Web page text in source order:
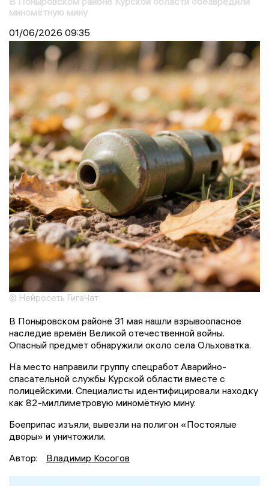
миномётную мину
01/06/2026 09:35
© Нейросеть ГигаЧат
В Поныровском районе 31 мая нашли взрывоопасное
наследие времён Великой отечественной войны.
Опасный предмет обнаружили около села Ольховатка.
На место направили группу спецработ Аварийно-
спасательной службы Курской области вместе с
полицейскими. Специалисты идентифицировали находку
как 82-миллиметровую миномётную мину.
Боеприпас изъяли, вывезли на полигон «Постоялые
дворы» и уничтожили.
Автор:
Владимир Косогов